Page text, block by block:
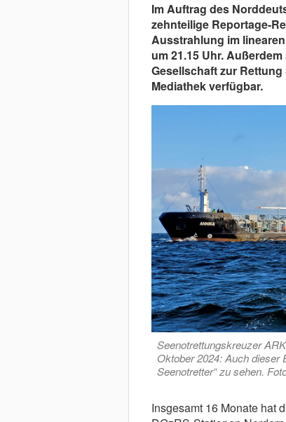
Im Auftrag des
zehnteilige Reportage-
Ausstrahlung im
um 21.15 Uhr.
Gesellschaft zur
Mediathek verfügbar.
Seenotrettungskreuzer
Oktober 2024: Auch dieser
Seenotretter“ zu sehen.
Insgesamt 16 Monate hat